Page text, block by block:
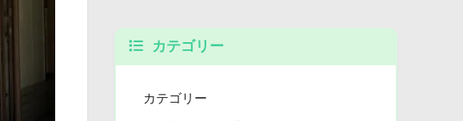
カテゴリー
カテゴリー